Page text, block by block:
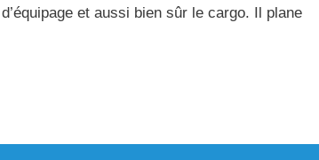
et aussi bien sûr le cargo. Il plane